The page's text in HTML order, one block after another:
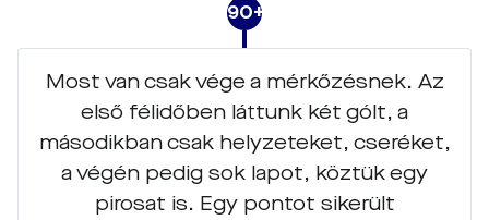
90+8
Most van csak vége a mérkőzésnek. Az
első félidőben láttunk két gólt, a
másodikban csak helyzeteket, cseréket,
a végén pedig sok lapot, köztük egy
pirosat is. Egy pontot sikerült